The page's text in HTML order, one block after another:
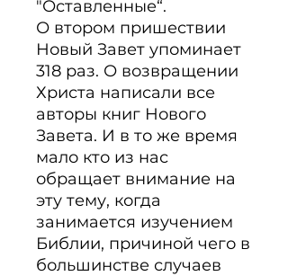
"Оставленные“.
О втором пришествии
Новый Завет упоминает
318 раз. О возвращении
Христа написали все
авторы книг Нового
Завета. И в то же время
мало кто из нас
обращает внимание на
эту тему, когда
занимается изучением
Библии, причиной чего в
большинстве случаев